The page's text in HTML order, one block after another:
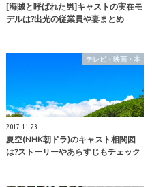
[海賊と呼ばれた男]キャストの実在モ
デルは?出光の従業員や妻まとめ
テレビ・映画・本
2017.11.23
夏空(NHK朝ドラ)のキャスト相関図
は?ストーリーやあらすじもチェック